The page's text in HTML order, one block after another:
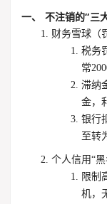
一、 不注销的“三
财务雪球（
税务
常
滞纳
金，
银行
至转
个人信用“
限制
机，